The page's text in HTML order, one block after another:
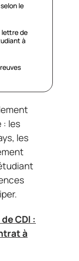
le
lettre de
à
: les
les
CDI :
à